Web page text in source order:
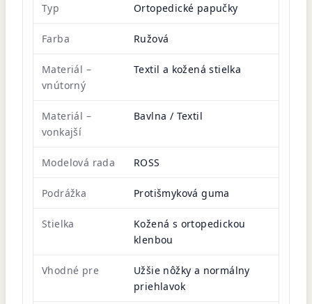
Typ Ortopedické papučky
Farba Ružová
Materiál –
vnútorný
Textil a kožená stielka
Materiál –
vonkajší
Bavlna / Textil
Modelová rada ROSS
Podrážka Protišmyková guma
Stielka
Kožená s ortopedickou
klenbou
Vhodné pre
Užšie nôžky a normálny
priehlavok